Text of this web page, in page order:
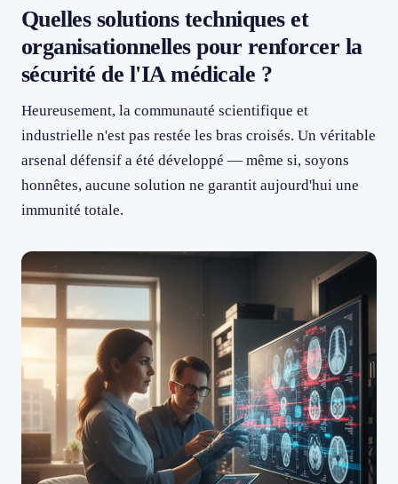
Quelles solutions techniques et
organisationnelles pour renforcer la
sécurité de l'IA médicale ?
Heureusement, la communauté scientifique et
industrielle n'est pas restée les bras croisés. Un véritable
arsenal défensif a été développé — même si, soyons
honnêtes, aucune solution ne garantit aujourd'hui une
immunité totale.